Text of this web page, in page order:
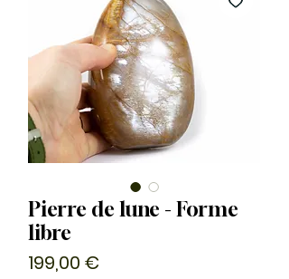
Pierre de lune - Forme
libre
199,00 €